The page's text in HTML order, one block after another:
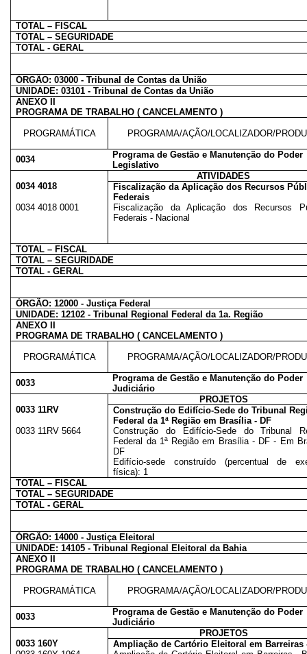
TOTAL – FISCAL
TOTAL – SEGURIDADE
TOTAL - GERAL
ÓRGÃO: 03000 - Tribunal de Contas da União
UNIDADE: 03101 - Tribunal de Contas da União
ANEXO II
PROGRAMA DE TRABALHO ( CANCELAMENTO )
PROGRAMÁTICA PROGRAMA/AÇÃO/LOCALIZADOR/
0034
Programa de Gestão e Manutenção do Poder
Legislativo
ATIVIDADES
0034 4018
Fiscalização da Aplicação dos Recursos
Federais
0034 4018 0001
Fiscalização da Aplicação dos Recursos
Federais - Nacional
TOTAL – FISCAL
TOTAL – SEGURIDADE
TOTAL - GERAL
ÓRGÃO: 12000 - Justiça Federal
UNIDADE: 12102 - Tribunal Regional Federal da 1a. Região
ANEXO II
PROGRAMA DE TRABALHO ( CANCELAMENTO )
PROGRAMÁTICA PROGRAMA/AÇÃO/LOCALIZADOR/
0033
Programa de Gestão e Manutenção do Poder
Judiciário
PROJETOS
0033 11RV
Construção do Edifício-Sede do Tribunal
Federal da 1ª Região em Brasília - DF
0033 11RV 5664
Construção do Edifício-Sede do Tribunal
Federal da 1ª Região em Brasília - DF - Em
DF
Edifício-sede construído (percentual de
física): 1
TOTAL – FISCAL
TOTAL – SEGURIDADE
TOTAL - GERAL
ÓRGÃO: 14000 - Justiça Eleitoral
UNIDADE: 14105 - Tribunal Regional Eleitoral da Bahia
ANEXO II
PROGRAMA DE TRABALHO ( CANCELAMENTO )
PROGRAMÁTICA PROGRAMA/AÇÃO/LOCALIZADOR/
0033
Programa de Gestão e Manutenção do Poder
Judiciário
PROJETOS
0033 160Y
Ampliação de Cartório Eleitoral em Barreiras